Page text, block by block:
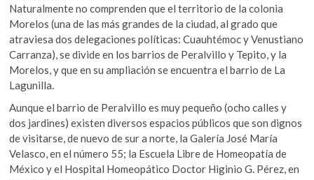
Naturalmente no comprenden que el territorio de la colonia
Morelos (una de las más grandes de la ciudad, al grado que
atraviesa dos delegaciones políticas: Cuauhtémoc y Venustiano
Carranza), se divide en los barrios de Peralvillo y Tepito, y la
Morelos, y que en su ampliación se encuentra el barrio de La
Lagunilla.
Aunque el barrio de Peralvillo es muy pequeño (ocho calles y
dos jardines) existen diversos espacios públicos que son dignos
de visitarse, de nuevo de sur a norte, la Galería José María
Velasco, en el número 55; la Escuela Libre de Homeopatía de
México y el Hospital Homeopático Doctor Higinio G. Pérez, en